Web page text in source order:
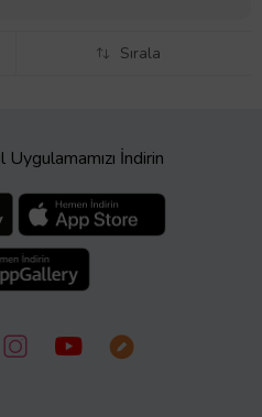
Sırala
İndirin